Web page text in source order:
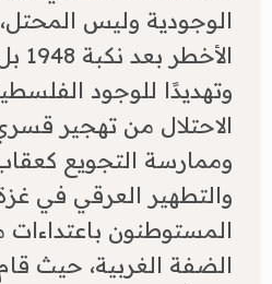
الوجودية وليس
وتهديدًا للوجود
الاحتلال من تهجير
وممارسة التجويع
والتطهير العرقي في
المستوطنون
الضفة الغربية، حيث